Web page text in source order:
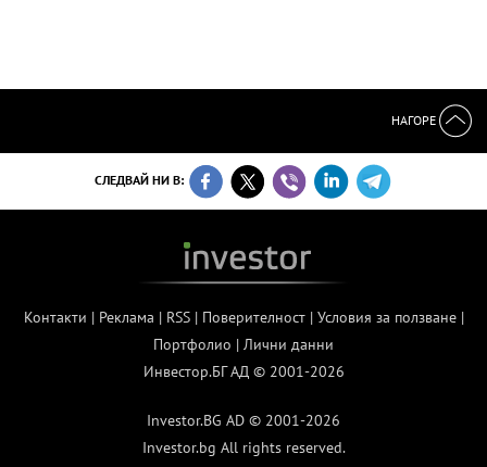
НАГОРЕ
СЛЕДВАЙ НИ В:
Контакти | Реклама | RSS| Поверителност| Условия за ползване|
Портфолио | Лични данни
Инвестор.БГ АД © 2001-2026
Investor.BG AD © 2001-2026
Investor.bg All rights reserved.